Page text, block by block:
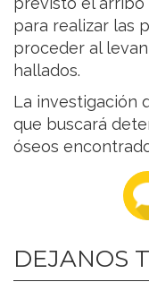
para realizar las
proceder al
hallados.
La investigación
que buscará
óseos
DEJANOS